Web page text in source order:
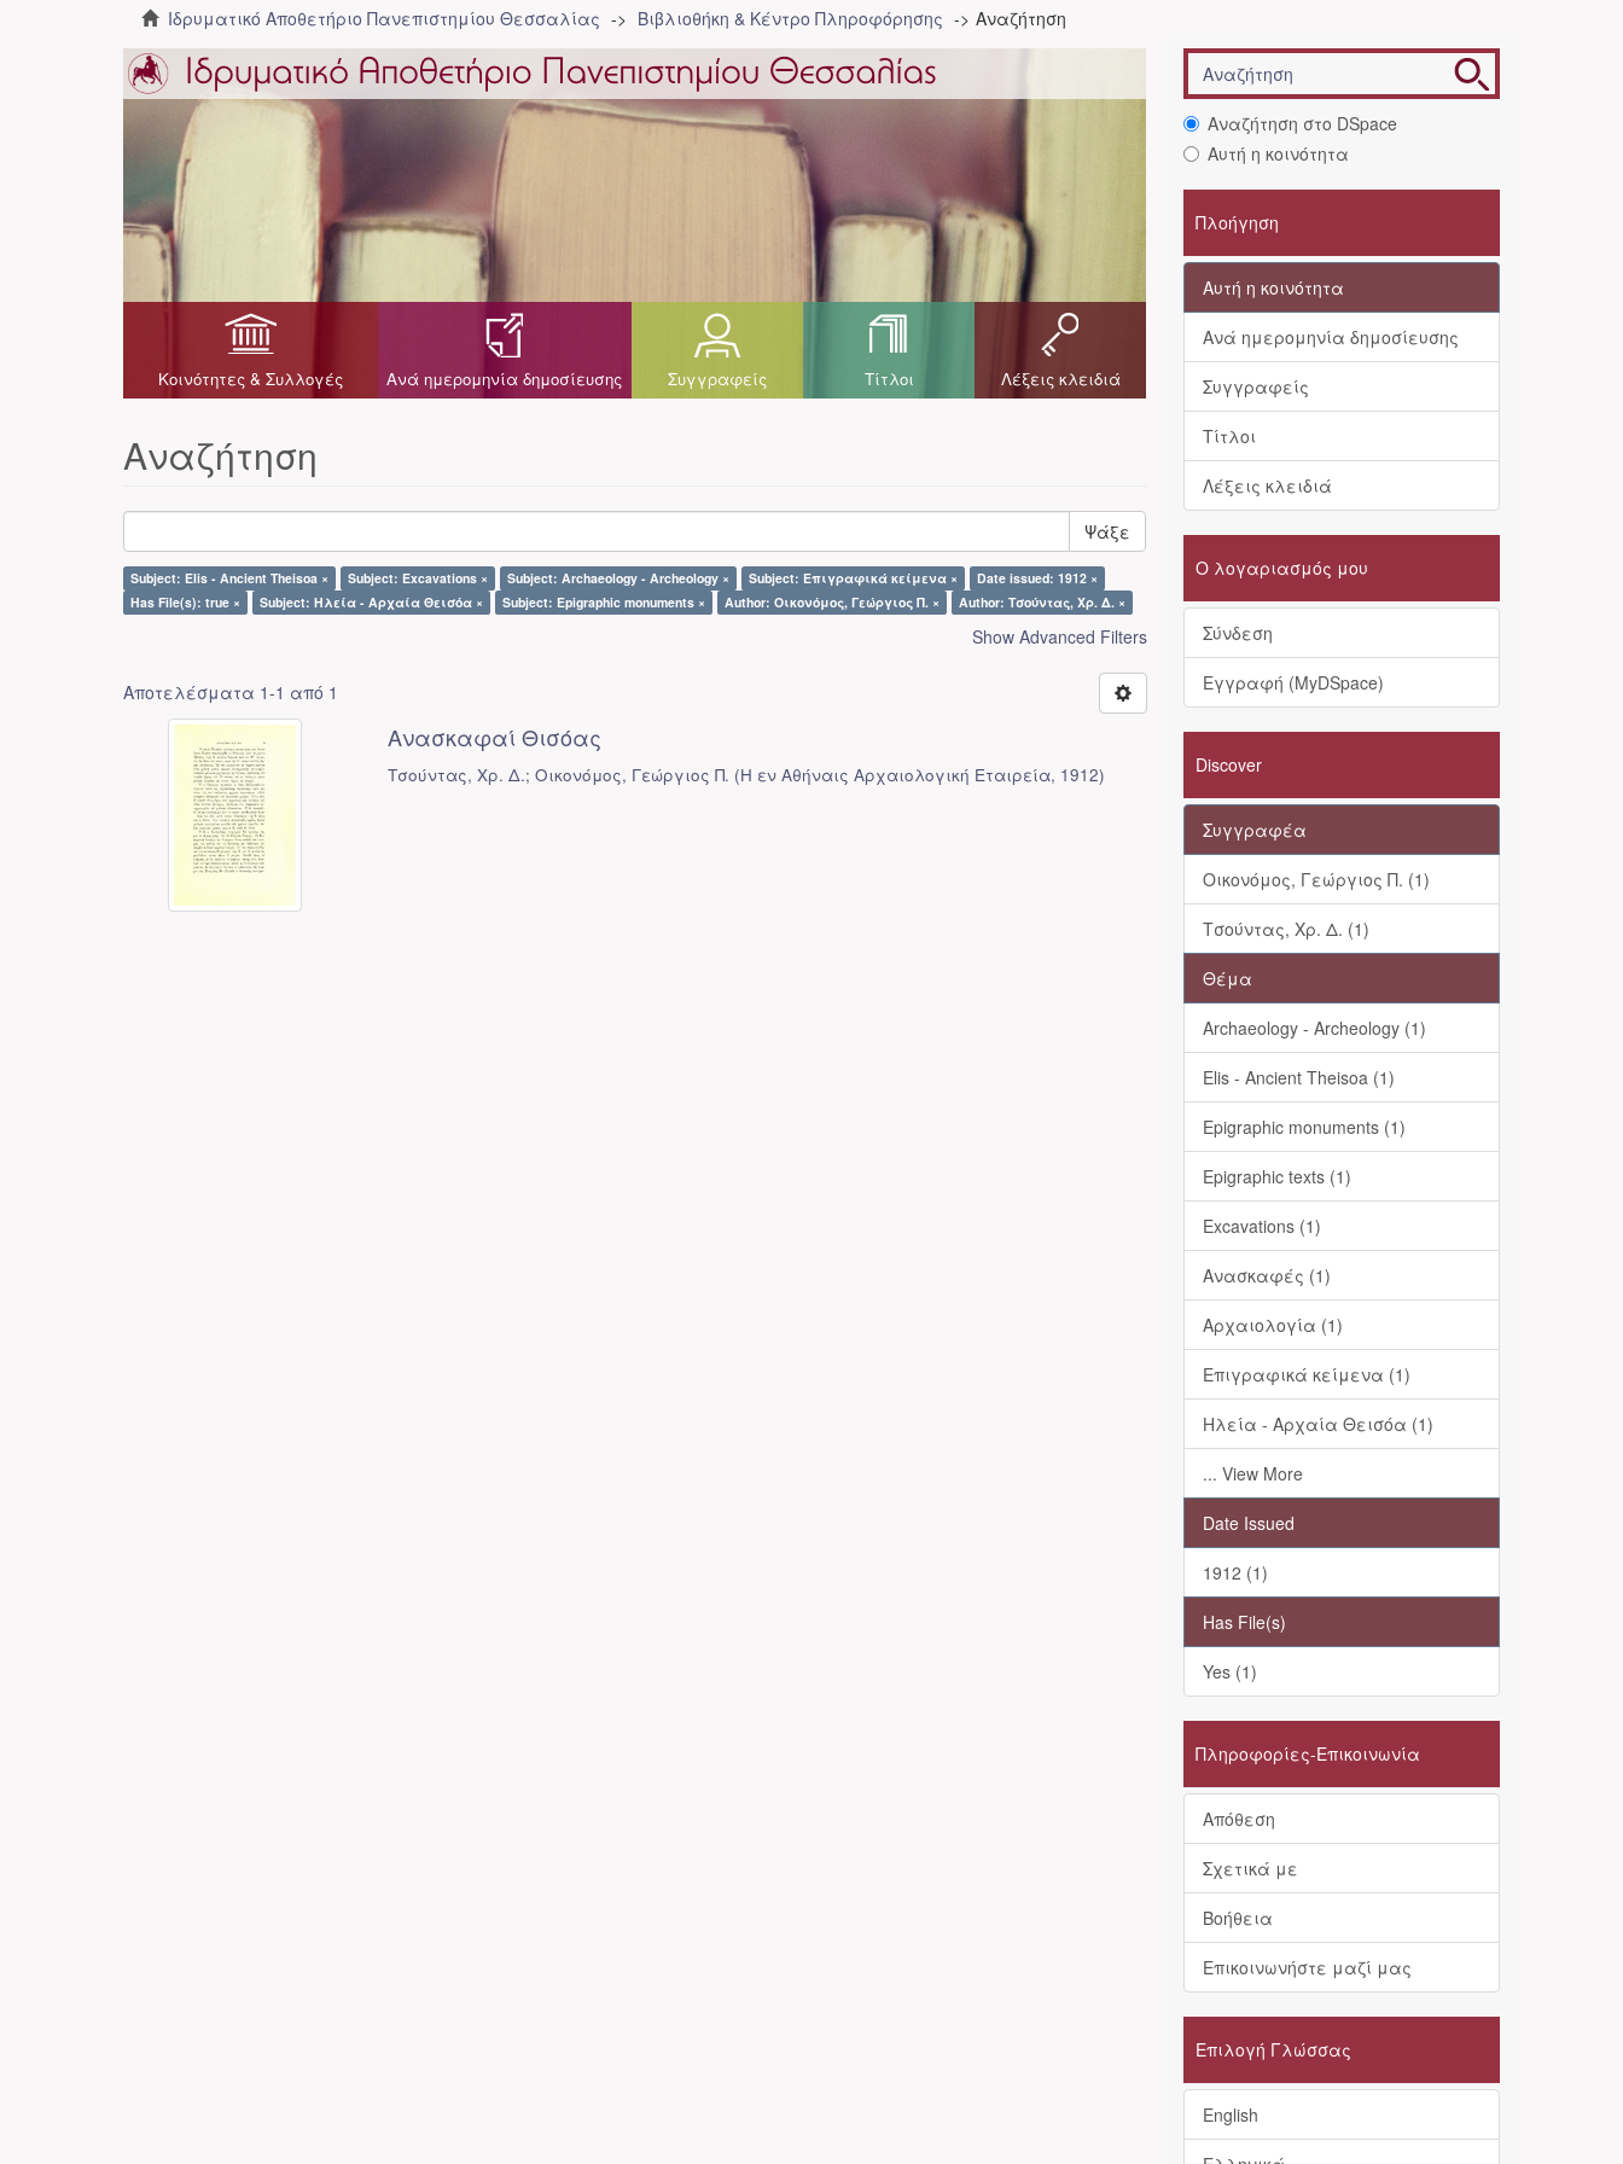
Ιδρυματικό Αποθετήριο Πανεπιστημίου Θεσσαλίας Βιβλιοθήκη & Κέντρο Πληροφόρησης Αναζήτηση
Κοινότητες & Συλλογές Ανά ημερομηνία δημοσίευσης Συγγραφείς Τίτλοι Λέξεις κλειδιά
Αναζήτηση
Ψάξε
Subject: Elis - Ancient Theisoa × Subject: Excavations × Subject: Archaeology - Archeology × Subject: Επιγραφικά κείμενα ×
Date issued: 1912 ×
Has File(s): true ×
Subject: Ηλεία - Αρχαία Θεισόα × Subject: Epigraphic monuments × Author: Οικονόμος, Γεώργιος Π. × Author: Τσούντας, Χρ. Δ. ×
Show Advanced Filters
Αποτελέσματα 1-1 από 1
Ανασκαφαί Θισόας
Τσούντας, Χρ. Δ.; Οικονόμος, Γεώργιος Π. (Η εν Αθήναις Αρχαιολογική Εταιρεία, 1912)
Αναζήτηση στο DSpace
Αυτή η κοινότητα
Πλοήγηση
Αυτή η κοινότητα
Ανά ημερομηνία δημοσίευσης
Συγγραφείς
Τίτλοι
Λέξεις κλειδιά
Ο λογαριασμός μου
Σύνδεση
Εγγραφή (MyDSpace)
Discover
Συγγραφέα
Οικονόμος, Γεώργιος Π. (1)
Τσούντας, Χρ. Δ. (1)
Θέμα
Archaeology - Archeology (1)
Elis - Ancient Theisoa (1)
Epigraphic monuments (1)
Epigraphic texts (1)
Excavations (1)
Ανασκαφές (1)
Αρχαιολογία (1)
Επιγραφικά κείμενα (1)
Ηλεία - Αρχαία Θεισόα (1)
... View More
Date Issued
1912 (1)
Has File(s)
Yes (1)
Πληροφορίες-Επικοινωνία
Απόθεση
Σχετικά με
Βοήθεια
Επικοινωνήστε μαζί μας
Επιλογή Γλώσσας
English